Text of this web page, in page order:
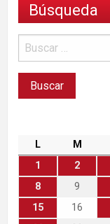
Búsqueda
L M
1
2
8
9
15
16